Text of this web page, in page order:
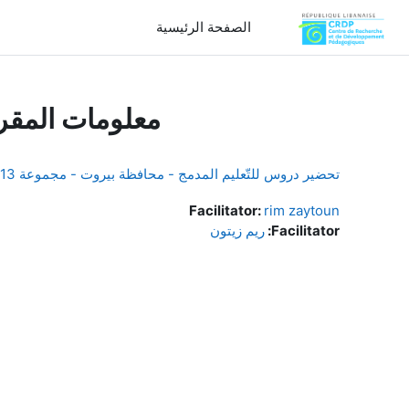
تخطى إلى المحتوى الرئيسي
الصفحة الرئيسية
معلومات
تحضير دروس للتّعليم المدمج - محافظة بيروت - مجموعة 13
Facilitator: rim zaytoun
Facilitator: ريم زيتون